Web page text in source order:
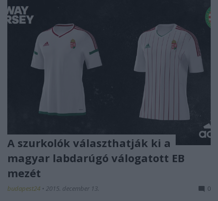
A szurkolók választhatják ki a
magyar labdarúgó válogatott EB
mezét
budapest24 • 2015. december 13. 0